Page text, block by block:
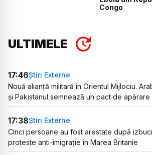
Congo
ULTIMELE
17:46Știri Externe
Nouă alianță militară în Orientul Mijlociu.
și Pakistanul semnează un pact de apărare
17:38Știri Externe
Cinci persoane au fost arestate după
proteste anti-imigrație în Marea Britanie